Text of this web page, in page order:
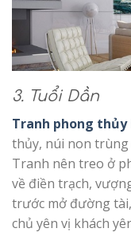
3. Tuổi Dần
Tranh phong thủy
thủy, núi non
Tranh nên treo ở
về điền trạch,
trước mở đường
chủ yên vị khách